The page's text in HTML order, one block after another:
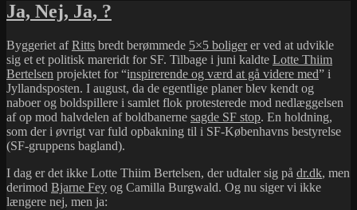
Ja, Nej, Ja, ?
Byggeriet afRitts bredt berømmede 5×5 boligerer ved at udvikle
sig et et politisk mareridt for SF. Tilbage i juni kaldte Lotte Thiim
Bertelsen projektet for “inspirerende og værd at gå videre med” i
Jyllandsposten. I august, da de egentlige planer blev kendt og
naboer og boldspillere i samlet flok protesterede mod nedlæggelsen
af op mod halvdelen af boldbanerne sagde SF stop. En holdning,
som der i øvrigt var fuld opbakning til i SF-Københavns bestyrelse
(SF-gruppens bagland).
I dag er det ikke Lotte Thiim Bertelsen, der udtaler sig på dr.dk, men
derimod Bjarne Fey og Camilla Burgwald. Og nu siger vi ikke
længere nej, men ja: